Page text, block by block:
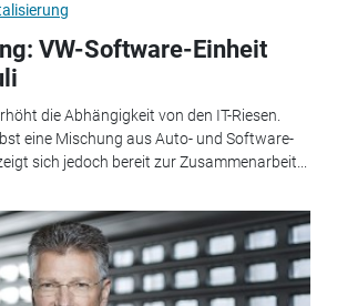
VW-Software-Einheit
die Abhängigkeit von den IT-Riesen.
eine Mischung aus Auto- und Software-
sich jedoch bereit zur Zusammenarbeit...